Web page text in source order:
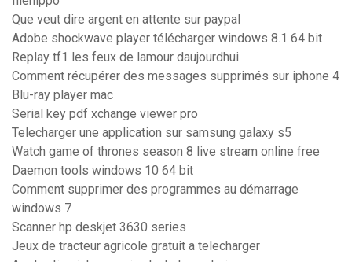
Que veut dire argent en attente sur paypal
Adobe shockwave player télécharger windows 8.1 64 bit
Replay tf1 les feux de lamour daujourdhui
Comment récupérer des messages supprimés sur iphone 4
Blu-ray player mac
Serial key pdf xchange viewer pro
Telecharger une application sur samsung galaxy s5
Watch game of thrones season 8 live stream online free
Daemon tools windows 10 64 bit
Comment supprimer des programmes au démarrage
windows 7
Scanner hp deskjet 3630 series
Jeux de tracteur agricole gratuit a telecharger